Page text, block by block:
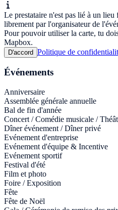
Le prestataire n'est pas lié à un
librement par l'organisateur de
Pour pouvoir utiliser la carte, tu
Mapbox.
D'accord Politique de
Événements
Anniversaire
Assemblée générale annuelle
Bal de fin d'année
Concert / Comédie musicale /
Dîner événement / Dîner privé
Evénement d'entreprise
Evénement d'équipe & Incentive
Evénement sportif
Festival d'été
Film et photo
Foire / Exposition
Fête
Fête de Noël